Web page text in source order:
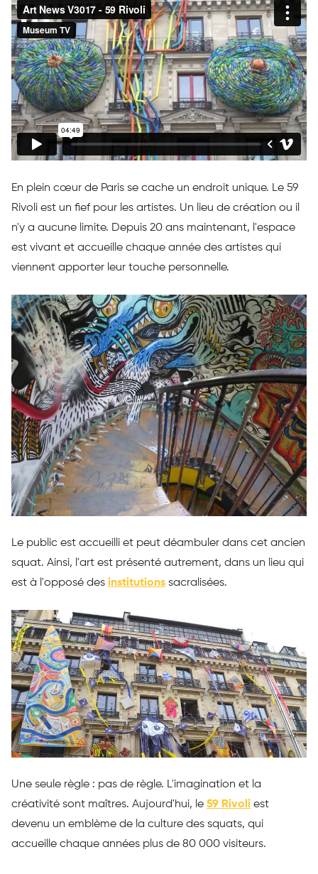
En plein cœur de Paris se cache un endroit unique. Le 59
Rivoli est un fief pour les artistes. Un lieu de création ou il
n'y a aucune limite. Depuis 20 ans maintenant, l'espace
est vivant et accueille chaque année des artistes qui
viennent apporter leur touche personnelle.
Le public est accueilli et peut déambuler dans cet ancien
squat. Ainsi, l'art est présenté autrement, dans un lieu qui
est à l'opposé des institutions sacralisées.
Une seule règle : pas de règle. L'imagination et la
créativité sont maîtres. Aujourd'hui, le 59 Rivoli est
devenu un emblème de la culture des squats, qui
accueille chaque années plus de 80 000 visiteurs.